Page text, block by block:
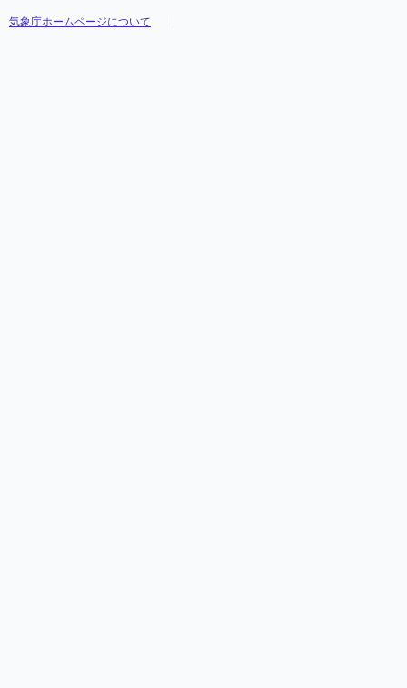
気象庁ホームページについて